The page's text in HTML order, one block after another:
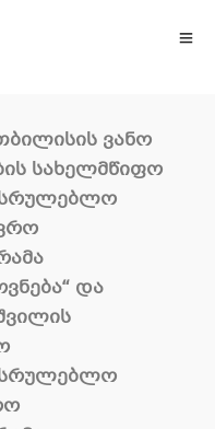
ვანო
სახელმწიფო
და